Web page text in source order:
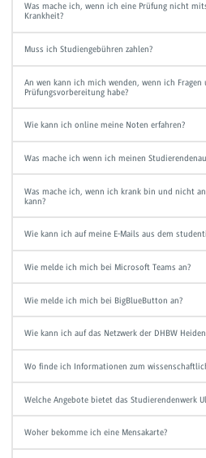
Was mache ich, wenn ich eine Prüfung nicht
Krankheit?
Muss ich Studiengebühren zahlen?
An wen kann ich mich wenden, wenn ich
Prüfungsvorbereitung habe?
Wie kann ich online meine Noten erfahren?
Was mache ich wenn ich meinen
Was mache ich, wenn ich krank bin und nicht
kann?
Wie kann ich auf meine E-Mails aus dem
Wie melde ich mich bei Microsoft Teams an?
Wie melde ich mich bei BigBlueButton an?
Wie kann ich auf das Netzwerk der DHBW
Wo finde ich Informationen zum
Welche Angebote bietet das Studierendenwerk
Woher bekomme ich eine Mensakarte?